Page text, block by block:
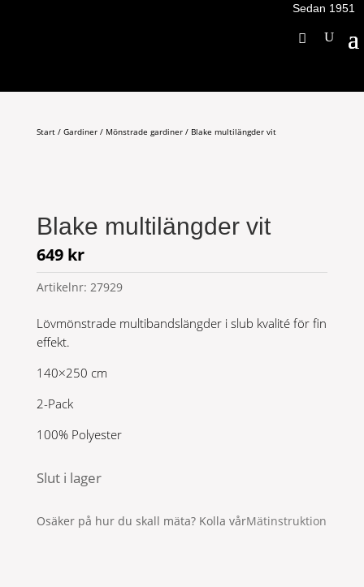
Sedan 1951
Start/ Gardiner/ Mönstrade gardiner/ Blake multilängder vit
Blake multilängder vit
649 kr
Artikelnr: 27929
Lövmönstrade multibandslängder i slub kvalité för fin
effekt.
140×250 cm
2-Pack
100% Polyester
Slut i lager
Osäker på hur du skall mäta? Kolla vårMätinstruktion